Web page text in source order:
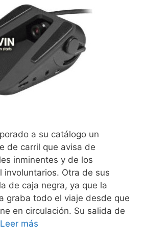
a su catálogo un
de carril que avisa de
inminentes y de los
involuntarios. Otra de sus
de caja negra, ya que la
graba todo el viaje desde que
en circulación. Su salida de
Leer más